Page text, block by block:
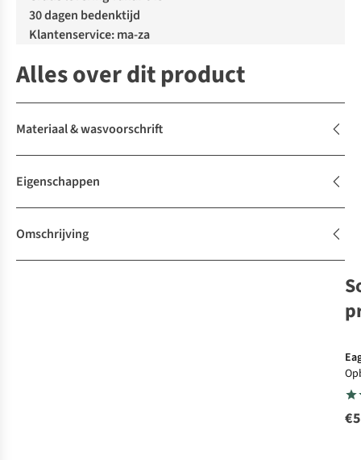
30 dagen bedenktijd
Klantenservice: ma-za
Alles over dit product
Materiaal & wasvoorschrift
Eigenschappen
Omschrijving